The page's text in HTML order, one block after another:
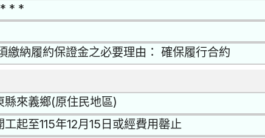
* *
繳納履約保證金之必要理由： 確保履行合約
縣來義鄉(原住民地區)
工起至115年12月15日或經費用罄止